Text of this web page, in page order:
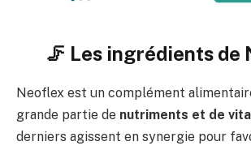
🦵 Les ingrédients de
Neoflex est un complément
grande partie de nutriments et de
derniers agissent en synergie pour